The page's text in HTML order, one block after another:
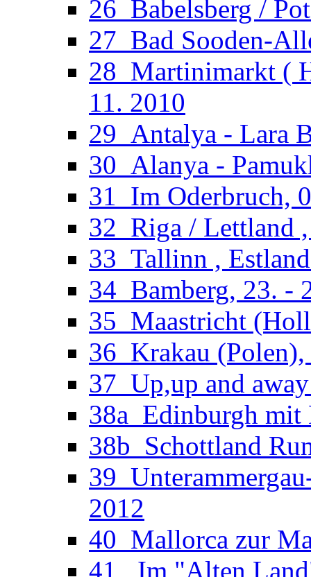
26_Babelsberg /
27_Bad Sooden-
28_Martinimarkt (
11. 2010
29_Antalya - Lara
30_Alanya -
31_Im Oderbruch,
32_Riga / Lettland
33_Tallinn ,
34_Bamberg, 23. -
35_Maastricht
36_Krakau
37_Up,up and
38a_Edinburgh
38b_Schottland
2012
40_Mallorca zur
41_ Im "Alten